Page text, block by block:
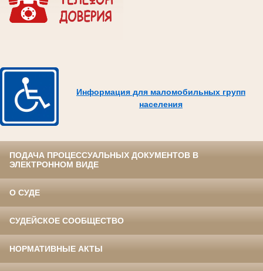
Информация для маломобильных групп
населения
ПОДАЧА ПРОЦЕССУАЛЬНЫХ ДОКУМЕНТОВ В
ЭЛЕКТРОННОМ ВИДЕ
О СУДЕ
СУДЕЙСКОЕ СООБЩЕСТВО
НОРМАТИВНЫЕ АКТЫ